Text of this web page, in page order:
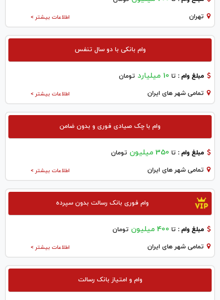
اطلاعات بیشتر > تهران
وام بانکی با دو سال تنفس
مبلغ وام : تا 10 میلیارد تومان
اطلاعات بیشتر > تمامی شهر های ایران
وام با چک صیادی فوری و بدون ضامن
مبلغ وام : تا 350 میلیون تومان
اطلاعات بیشتر > تمامی شهر های ایران
وام فوری بانک رسالت بدون سپرده
مبلغ وام : تا 400 میلیون تومان
اطلاعات بیشتر > تمامی شهر های ایران
وام و امتیاز بانک رسالت